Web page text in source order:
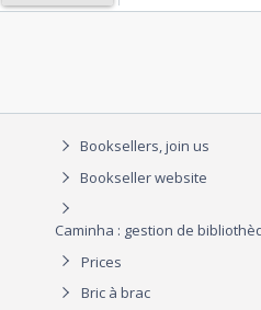
Booksellers, join us
Bookseller website
Caminha : gestion de
Prices
Bric à brac